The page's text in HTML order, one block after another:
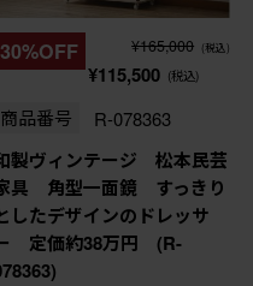
30%OFF ¥165,000 (税込)
¥115,500 (税込)
商品番号 R-078363
製ヴィンテージ 松本民芸
具 角型一面鏡 すっきり
したデザインのドレッサ
定価約38万円 (R-